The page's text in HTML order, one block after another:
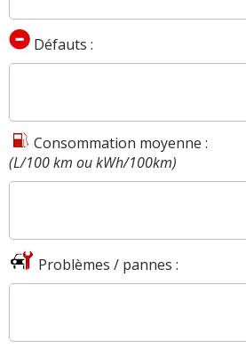
Défauts :
Consommation moyenne :
(L/100 km ou kWh/100km)
Problèmes / pannes :